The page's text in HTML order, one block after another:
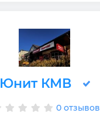
Юнит КМВ
0 отзывов